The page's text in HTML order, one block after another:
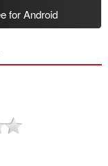
for Android